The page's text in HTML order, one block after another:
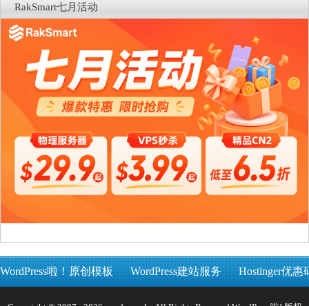
RakSmart七月活动
WordPress啦！原创模板 WordPress建站服务 Hostinger优惠